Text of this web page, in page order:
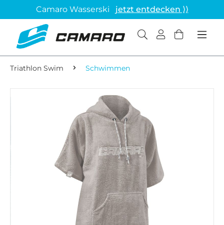
Camaro Wasserski jetzt entdecken ⟩⟩
Triathlon Swim Schwimmen